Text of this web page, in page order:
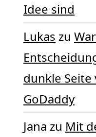
Idee sind
Lukas zu
dunkle Seite
GoDaddy
Jana zu Mit